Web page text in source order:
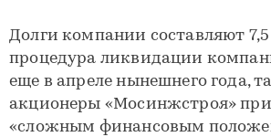
Долги компании составляют
процедура ликвидации
еще в апреле нынешнего года,
акционеры «Мосинжстроя»
«сложным финансовым